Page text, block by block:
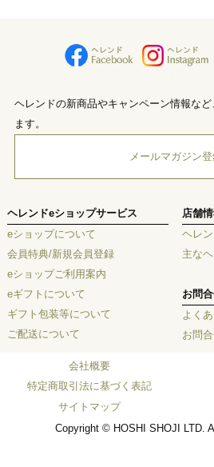
ヘレンドの新商品やキャンペーン情報な
ます。
メールマガジン
ヘレンドeショップサービス
eショップについて
会員特典/新規会員登録
eショップご利用案内
eギフトについて
ギフト包装等について
ご配送について
店舗
ヘレ
主な
お問
よく
お問
会社概要
特定商取引法に基づく表記
サイトマップ
Copyright © HOSHI SHOJI LTD.